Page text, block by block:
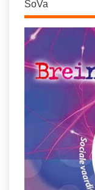
SoVa